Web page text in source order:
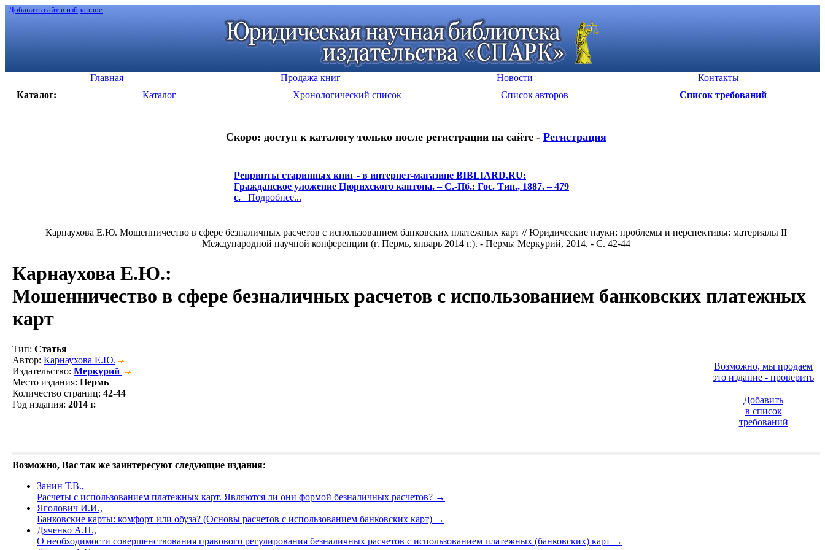
Добавить сайт в избранное
Главная Продажа книг Новости
Контакты
Каталог:
Каталог Хронологический список Список авторов Список требований
Скоро: доступ к каталогу только после регистрации на сайте - Регистрация
Репринты старинных книг - в интернет-магазине BIBLIARD.RU:
Гражданское уложение Цюрихского кантона. – С.-Пб.: Гос. Тип., 1887. – 479
с. Подробнее...
Карнаухова Е.Ю. Мошенничество в сфере безналичных расчетов с использованием банковских платежных карт // Юридические науки: проблемы и перспективы: материалы II
Международной научной конференции (г. Пермь, январь 2014 г.). - Пермь: Меркурий, 2014. - С. 42-44
Карнаухова Е.Ю.:
Мошенничество в сфере безналичных расчетов с использованием банковских платежных
карт
Тип: Статья
Автор: Карнаухова Е.Ю.
Издательство: Меркурий
Место издания: Пермь
Количество страниц: 42-44
Год издания: 2014 г.
Возможно, мы продаем
это издание - проверить
Добавить
в список
требований
Возможно, Вас так же заинтересуют следующие издания:
Занин Т.В.,
Расчеты с использованием платежных карт. Являются ли они формой безналичных расчетов? →
Яголович И.И.,
Банковские карты: комфорт или обуза? (Основы расчетов с использованием банковских карт) →
Дяченко А.П.,
О необходимости совершенствования правового регулирования безналичных расчетов с использованием платежных (банковских) карт →